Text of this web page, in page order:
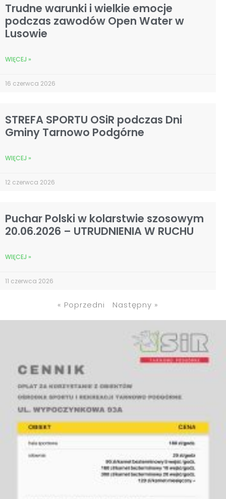
Trudne warunki i wielkie emocje
podczas zawodów Open Water w
Lusowie
WIĘCEJ »
16 czerwca 2026
STREFA SPORTU OSiR podczas Dni
Gminy Tarnowo Podgórne
WIĘCEJ »
12 czerwca 2026
Puchar Polski w kolarstwie szosowym
20.06.2026 – UTRUDNIENIA W RUCHU
WIĘCEJ »
11 czerwca 2026
« Poprzedni Następny »
Aktywność to Twoja
pasja?